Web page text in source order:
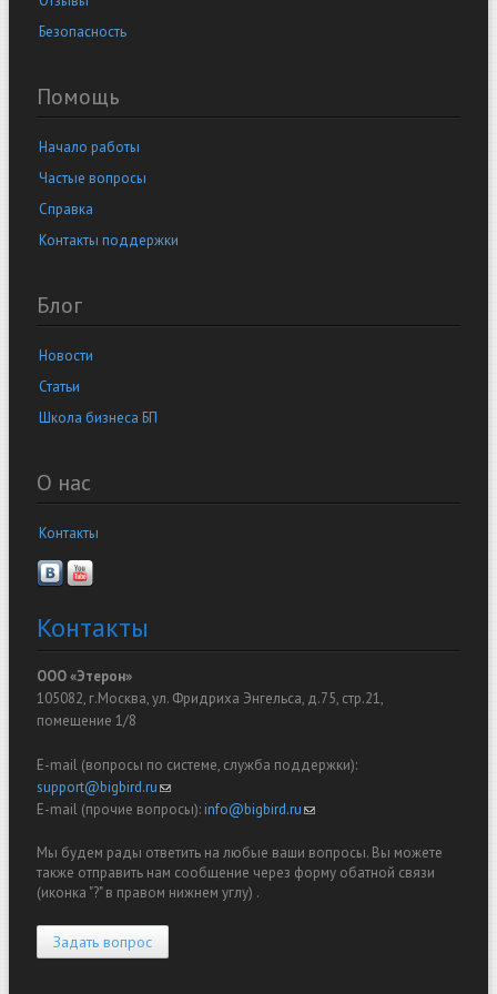
Безопасность
Помощь
Начало работы
Частые вопросы
Справка
Контакты поддержки
Блог
Новости
Статьи
Школа бизнеса БП
О нас
Контакты
Контакты
ООО «Этерон»
105082, г.Москва, ул. Фридриха Энгельса, д.75, стр.21,
помещение 1/8
E-mail (вопросы по системе, служба поддержки):
support@bigbird.ru(link sends e-mail)
E-mail (прочие вопросы):info@bigbird.ru(link sends e-mail)
Мы будем рады ответить на любые ваши вопросы. Вы можете
также отправить нам сообщение через форму обатной связи
(иконка "?" в правом нижнем углу) .
Задать вопрос